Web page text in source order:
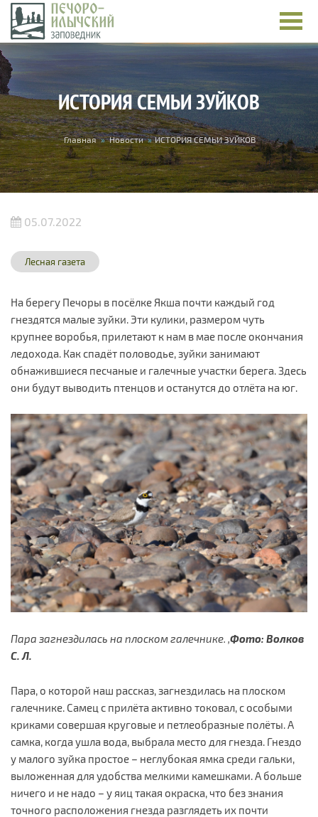
Перейти к основному содержанию
ИСТОРИЯ СЕМЬИ ЗУЙКОВ
Вы здесь
Главная » Новости » ИСТОРИЯ СЕМЬИ ЗУЙКОВ
05.07.2022
Лесная газета
На берегу Печоры в посёлке Якша почти каждый год
гнездятся малые зуйки. Эти кулики, размером чуть
крупнее воробья, прилетают к нам в мае после окончания
ледохода. Как спадёт половодье, зуйки занимают
обнажившиеся песчаные и галечные участки берега. Здесь
они будут выводить птенцов и останутся до отлёта на юг.
Пара загнездилась на плоском галечнике. ,Фото: Волков
С. Л.
Пара, о которой наш рассказ, загнездилась на плоском
галечнике. Самец с прилёта активно токовал, с особыми
криками совершая круговые и петлеобразные полёты. А
самка, когда ушла вода, выбрала место для гнезда. Гнездо
у малого зуйка простое – неглубокая ямка среди гальки,
выложенная для удобства мелкими камешками. А больше
ничего и не надо – у яиц такая окраска, что без знания
точного расположения гнезда разглядеть их почти